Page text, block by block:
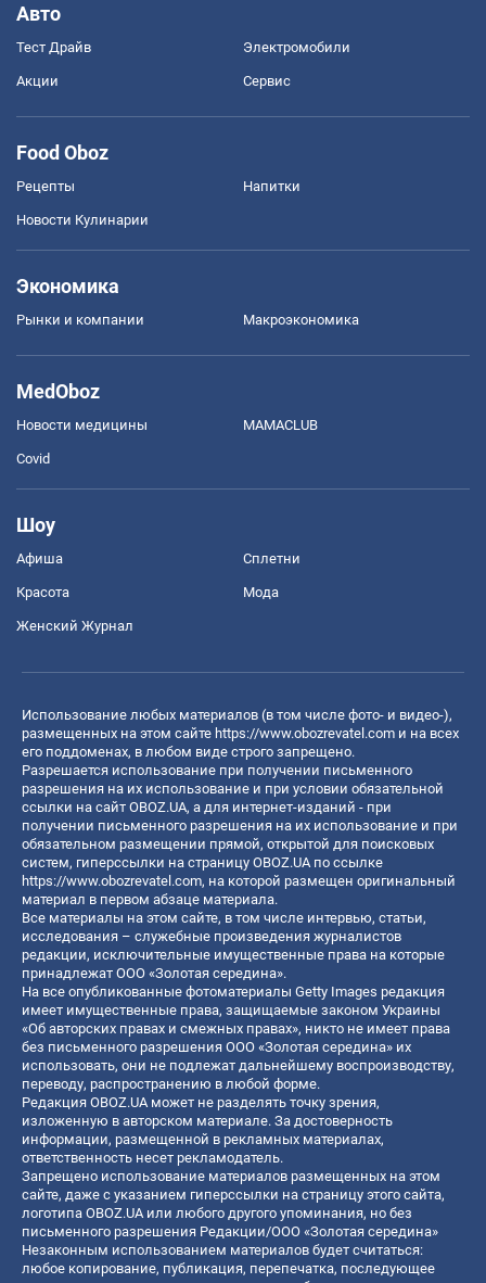
Авто
Тест Драйв Электромобили
Акции Сервис
Food Oboz
Рецепты Напитки
Новости Кулинарии
Экономика
Рынки и компании Mакроэкономика
MedOboz
Новости медицины MAMACLUB
Covid
Шоу
Афиша Сплетни
Красота Мода
Женский Журнал
Использование любых материалов (в том числе фото- и видео-),
размещенных на этом сайте https://www.obozrevatel.com и на всех
его поддоменах, в любом виде строго запрещено.
Разрешается использование при получении письменного
разрешения на их использование и при условии обязательной
ссылки на сайт OBOZ.UA, а для интернет-изданий - при
получении письменного разрешения на их использование и при
обязательном размещении прямой, открытой для поисковых
систем, гиперссылки на страницу OBOZ.UA по ссылке
https://www.obozrevatel.com, на которой размещен оригинальный
материал в первом абзаце материала.
Все материалы на этом сайте, в том числе интервью, статьи,
исследования – служебные произведения журналистов
редакции, исключительные имущественные права на которые
принадлежат ООО «Золотая середина».
На все опубликованные фотоматериалы Getty Images редакция
имеет имущественные права, защищаемые законом Украины
«Об авторских правах и смежных правах», никто не имеет права
без письменного разрешения ООО «Золотая середина» их
использовать, они не подлежат дальнейшему воспроизводству,
переводу, распространению в любой форме.
Редакция OBOZ.UA может не разделять точку зрения,
изложенную в авторском материале. За достоверность
информации, размещенной в рекламных материалах,
ответственность несет рекламодатель.
Запрещено использование материалов размещенных на этом
сайте, даже с указанием гиперссылки на страницу этого сайта,
логотипа OBOZ.UA или любого другого упоминания, но без
письменного разрешения Редакции/ООО «Золотая середина»
Незаконным использованием материалов будет считаться:
любое копирование, публикация, перепечатка, последующее